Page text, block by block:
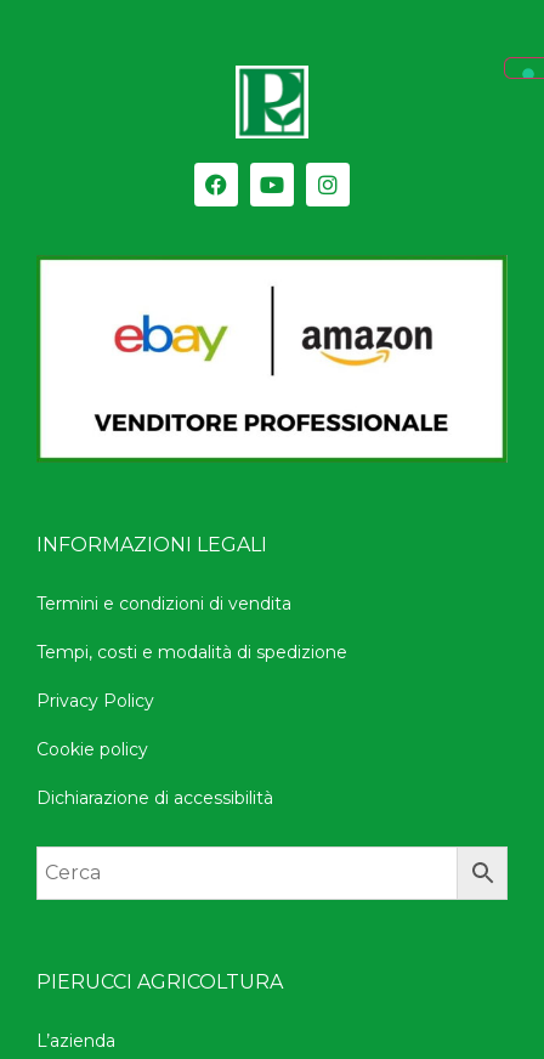
INFORMAZIONI LEGALI
Termini e condizioni di vendita
Tempi, costi e modalità di spedizione
Privacy Policy
Cookie policy
Dichiarazione di accessibilità
PIERUCCI AGRICOLTURA
L’azienda